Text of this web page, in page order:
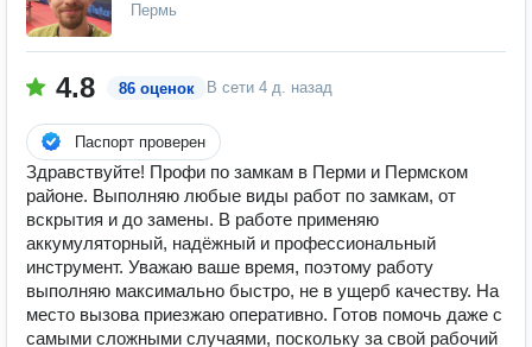
Пермь
4.8 86 оценок В сети 4 д. назад
Паспорт проверен
Здравствуйте! Профи по замкам в Перми и Пермском
районе. Выполняю любые виды работ по замкам, от
вскрытия и до замены. В работе применяю
аккумуляторный, надёжный и профессиональный
инструмент. Уважаю ваше время, поэтому работу
выполняю максимально быстро, не в ущерб качеству. На
место вызова приезжаю оперативно. Готов помочь даже с
самыми сложными случаями, поскольку за свой рабочий